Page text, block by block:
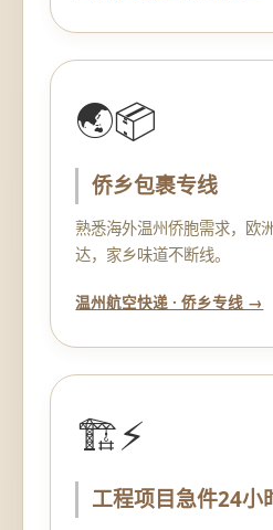
🌏📦
侨乡包裹专线
熟悉海外温州侨胞需求，欧
达，家乡味道不断线。
温州航空快递 · 侨乡专线 →
🏗️⚡
工程项目急件24小